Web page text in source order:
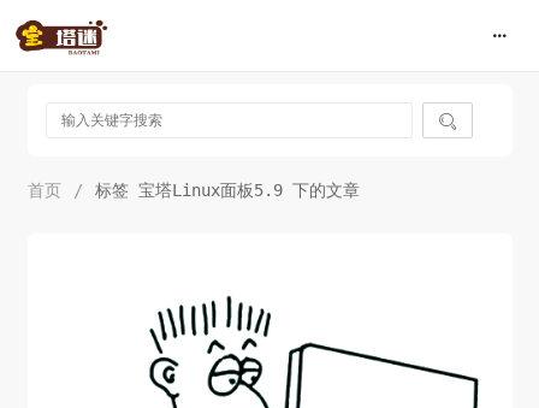

首页 / 标签 宝塔Linux面板5.9 下的文章